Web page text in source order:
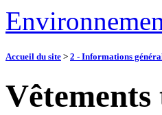
Accueil du site > 2 - Informations
Vêtements